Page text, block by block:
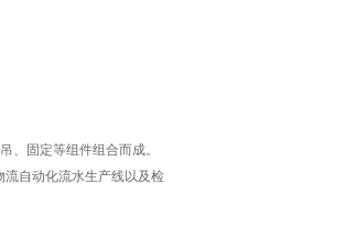
、固定等组件组合而成。
自动化流水生产线以及检